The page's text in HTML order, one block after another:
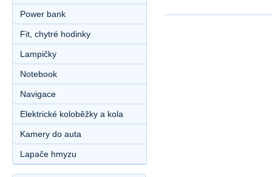
Power bank
Fit, chytré hodinky
Lampičky
Notebook
Navigace
Elektrické koloběžky a kola
Kamery do auta
Lapače hmyzu